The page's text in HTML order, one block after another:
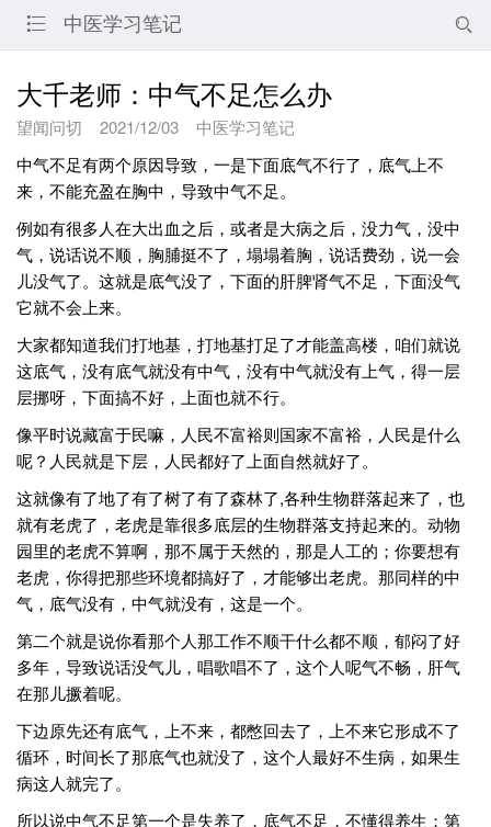
 中医学习笔记 
大千老师：中气不足怎么办
望闻问切 2021/12/03
中医学习笔记
中气不足有两个原因导致，一是下面底气不行了，底气上不
来，不能充盈在胸中，导致中气不足。
例如有很多人在大出血之后，或者是大病之后，没力气，没中
气，说话说不顺，胸脯挺不了，塌塌着胸，说话费劲，说一会
儿没气了。这就是底气没了，下面的肝脾肾气不足，下面没气
它就不会上来。
大家都知道我们打地基，打地基打足了才能盖高楼，咱们就说
这底气，没有底气就没有中气，没有中气就没有上气，得一层
层挪呀，下面搞不好，上面也就不行。
像平时说藏富于民嘛，人民不富裕则国家不富裕，人民是什么
呢？人民就是下层，人民都好了上面自然就好了。
这就像有了地了有了树了有了森林了,各种生物群落起来了，也
就有老虎了，老虎是靠很多底层的生物群落支持起来的。动物
园里的老虎不算啊，那不属于天然的，那是人工的；你要想有
老虎，你得把那些环境都搞好了，才能够出老虎。那同样的中
气，底气没有，中气就没有，这是一个。
第二个就是说你看那个人那工作不顺干什么都不顺，郁闷了好
多年，导致说话没气儿，唱歌唱不了，这个人呢气不畅，肝气
在那儿撅着呢。
下边原先还有底气，上不来，都憋回去了，上不来它形成不了
循环，时间长了那底气也就没了，这个人最好不生病，如果生
病这人就完了。
所以说中气不足第一个是失养了，底气不足，不懂得养生；第